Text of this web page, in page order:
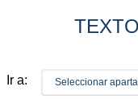
Ir a: Seleccionar